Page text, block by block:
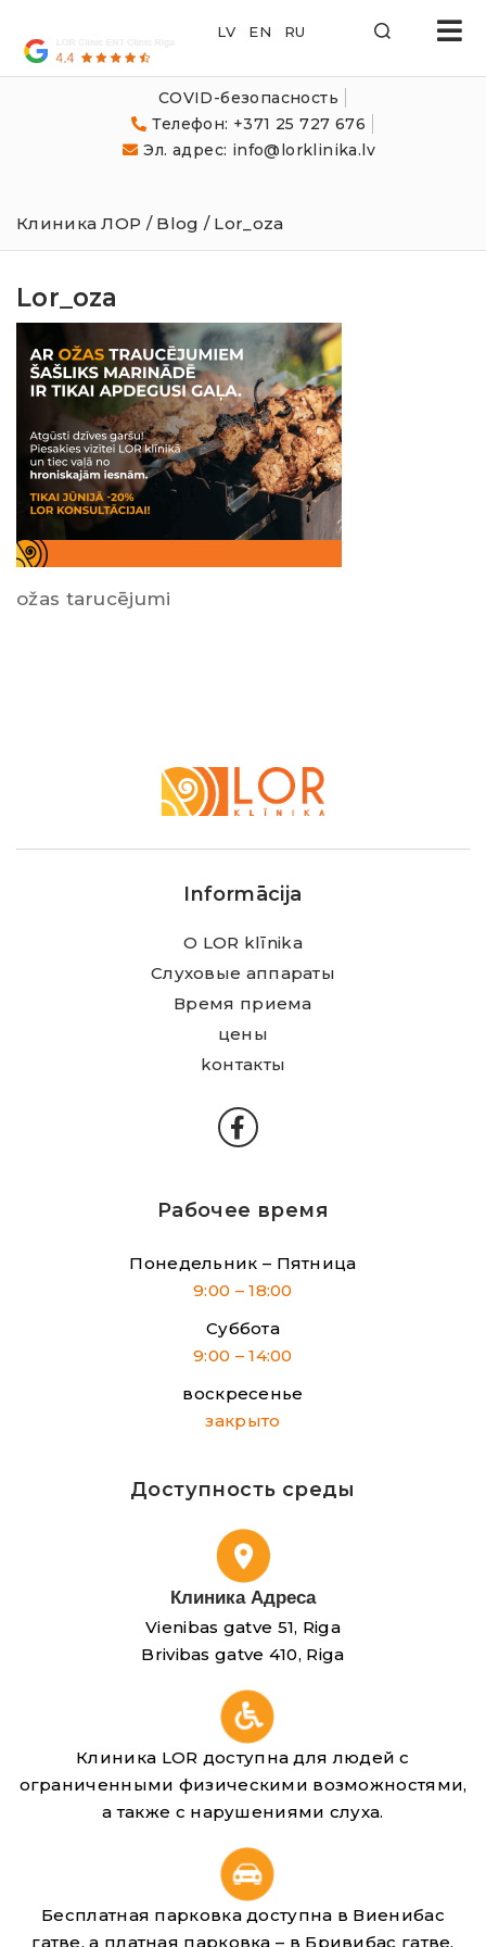
COVID-безопасность
Телефон: +371 25 727 676
Эл. адрес: info@lorklinika.lv
LOR
Klīnika
Клиника ЛОР / Blog / Lor_oza
Lor_oza
ožas tarucējumi
Klīnika
Informācija
О LOR klīnika
Слуховые аппараты
Время приема
цены
kонтакты
Рабочее время
Понедельник – Пятница
9:00 – 18:00
Суббота
9:00 – 14:00
воскресенье
закрыто
Доступность среды
Клиника Адреса
Vienibas gatve 51, Riga
Brivibas gatve 410, Riga
Клиника LOR доступна для людей с
ограниченными физическими возможностями,
а также с нарушениями слуха.
Бесплатная парковка доступна в Виенибас
гатве, а платная парковка – в Бривибас гатве.